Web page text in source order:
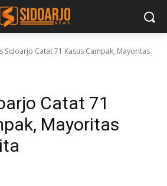
Sidoarjo Catat 71 Kasus Campak, Mayoritas
Catat 71
Mayoritas